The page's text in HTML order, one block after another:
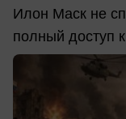
Илон Маск не
полный доступ